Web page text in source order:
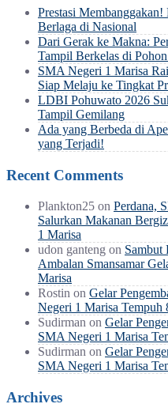
Prestasi
Berlaga di Nasional
Dari Gerak ke Makna:
Tampil Berkelas di
SMA Negeri 1 Marisa
Siap Melaju ke Tingkat
LDBI Pohuwato 2026
Tampil Gemilang
Ada yang Berbeda di
yang Terjadi!
Recent Comments
Plankton25 on Perdana,
Salurkan Makanan
1 Marisa
udon ganteng on Sambut
Ambalan Smansamar
Marisa
Rostin on Gelar
Negeri 1 Marisa Tempuh
Sudirman on Gelar
SMA Negeri 1 Marisa
Sudirman on Gelar
SMA Negeri 1 Marisa
Archives